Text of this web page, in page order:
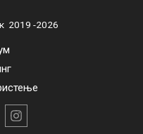
2019 -2026